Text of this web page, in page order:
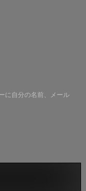
に自分の名前、メール